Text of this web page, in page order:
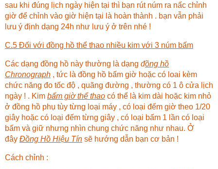
sau khi đúng lịch ngày hiện tại thì bạn rút núm ra nấc chỉnh
giờ để chỉnh vào giờ hiện tại là hoàn thành . bạn vẫn phải
lưu ý định dạng 24h như lưu ý ở trên nhé !
C.5 Đối với đồng hồ thể thao nhiều kim với 3 núm bấm
Các dạng đồng hồ này thường là dạng đồng hồ
Chronograph , tức là đồng hồ bấm giờ hoặc có loai kèm
chức năng đo tốc độ , quãng đường , thường có 1 ô cửa lịch
ngày ! . Kim bấm giờ thể thao có thể là kim dài hoặc kim nhỏ
ở đồng hồ phụ tùy từng loại máy , có loại đếm giờ theo 1/20
giây hoặc có loại đếm từng giây , có loại bấm 1 lần có loại
bấm và giữ nhưng nhìn chung chức năng như nhau. Ở
đây Đồng Hồ Hiệu Tín sẽ hướng dẫn bạn cơ bản !
Cách chỉnh :